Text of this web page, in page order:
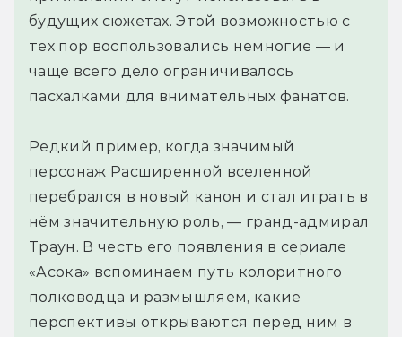
будущих сюжетах. Этой возможностью с
тех пор воспользовались немногие — и
чаще всего дело ограничивалось
пасхалками для внимательных фанатов.
Редкий пример, когда значимый
персонаж Расширенной вселенной
перебрался в новый канон и стал играть в
нём значительную роль, — гранд-адмирал
Траун. В честь его появления в сериале
«Асока» вспоминаем путь колоритного
полководца и размышляем, какие
перспективы открываются перед ним в